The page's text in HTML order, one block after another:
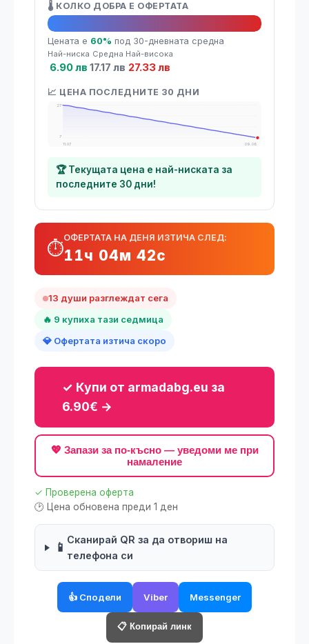
🌡️ КОЛКО ДОБРА Е ОФЕРТАТА
🔥 Топ оферта
Цената е 60% под 30-дневната средна
Най-ниска
6.90 лв
Средна
17.17 лв
Най-висока
27.33 лв
📈 ЦЕНА ПОСЛЕДНИТЕ 30 ДНИ
27
7
11.07
09.08
🏆 Текущата цена е най-ниската за
последните 30 дни!
⏱️
ОФЕРТАТА НА ДЕНЯ ИЗТИЧА СЛЕД:
11ч 04м 41с
13 души разглеждат сега
🔥 9 купиха тази седмица
💎 Офертата изтича скоро
✓ Купи от armadabg.eu за
6.90€ →
💖 Запази за по-късно — уведоми ме при
намаление
✓ Проверена оферта
🕑 Цена обновена преди 1 ден
📱
Сканирай QR за да отвориш на
телефона си
👍 Сподели Viber Messenger
📋 Копирай линк